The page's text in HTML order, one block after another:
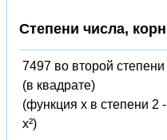
Степени числа,
7497 во второй степени
(в квадрате)
(функция x в степени 2 -
x²)